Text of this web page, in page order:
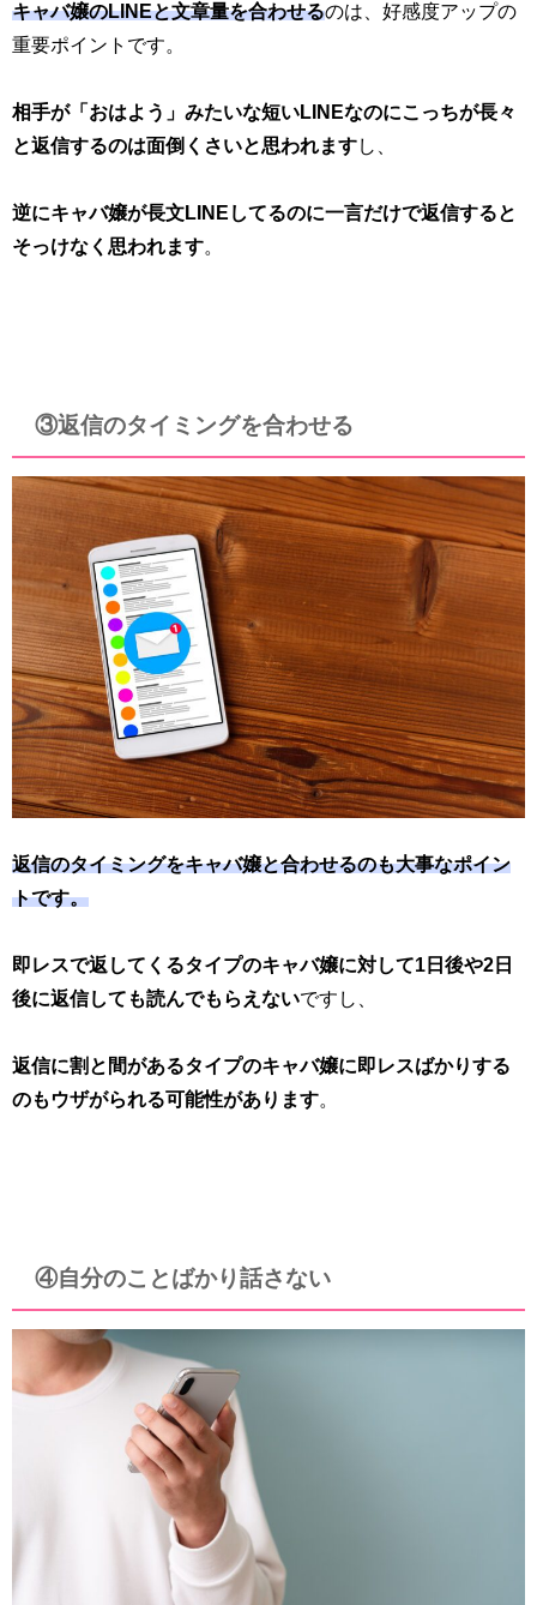
キャバ嬢のLINEと文章量を合わせるのは、好感度アップの
重要ポイントです。
相手が「おはよう」みたいな短いLINEなのにこっちが長々
と返信するのは面倒くさいと思われますし、
逆にキャバ嬢が長文LINEしてるのに一言だけで返信すると
そっけなく思われます。
③返信のタイミングを合わせる
返信のタイミングをキャバ嬢と合わせるのも大事なポイン
トです。
即レスで返してくるタイプのキャバ嬢に対して1日後や2日
後に返信しても読んでもらえないですし、
返信に割と間があるタイプのキャバ嬢に即レスばかりする
のもウザがられる可能性があります。
④自分のことばかり話さない